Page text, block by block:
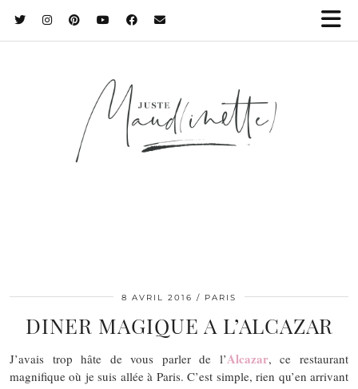
8 AVRIL 2016 PARIS
DINER MAGIQUE A L’ALCAZAR
J’avais trop hâte de vous parler de l’Alcazar, ce restaurant
magnifique où je suis allée à Paris. C’est simple, rien qu’en arrivant